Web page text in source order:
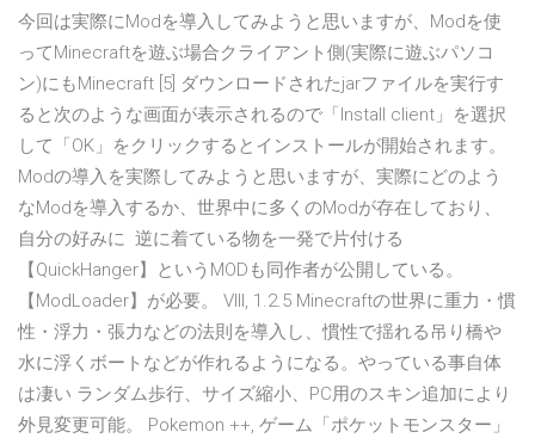
今回は実際にModを導入してみようと思いますが、Modを使
ってMinecraftを遊ぶ場合クライアント側(実際に遊ぶパソコ
ン)にもMinecraft [5] ダウンロードされたjarファイルを実行す
ると次のような画面が表示されるので「Install client」を選択
して「OK」をクリックするとインストールが開始されます。
Modの導入を実際してみようと思いますが、実際にどのよう
なModを導入するか、世界中に多くのModが存在しており、
自分の好みに 逆に着ている物を一発で片付ける
【QuickHanger】というMODも同作者が公開している。
【ModLoader】が必要。 VIII, 1.2.5 Minecraftの世界に重力・慣
性・浮力・張力などの法則を導入し、慣性で揺れる吊り橋や
水に浮くボートなどが作れるようになる。やっている事自体
は凄い ランダム歩行、サイズ縮小、PC用のスキン追加により
外見変更可能。 Pokemon ++, ゲーム「ポケットモンスター」